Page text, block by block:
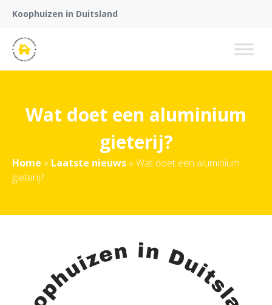
Koophuizen in Duitsland
Wat doet een aluminium
gieterij?
Home » Laatste nieuws » Wat doet een aluminium
gieterij?